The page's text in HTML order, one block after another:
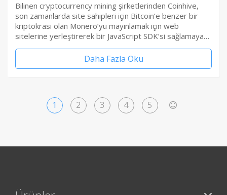
Bilinen cryptocurrency mining şirketlerinden Coinhive,
son zamanlarda site sahipleri için Bitcoin’e benzer bir
kriptokrasi olan Monero’yu mayınlamak için web
sitelerine yerleştirerek bir JavaScript SDK’si sağlamaya…
Daha Fazla Oku
1 2 3 4 5